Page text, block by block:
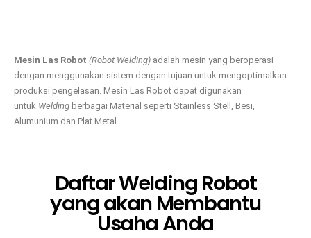
Mesin Las Robot (Robot Welding) adalah mesin yang beroperasi
dengan menggunakan sistem dengan tujuan untuk mengoptimalkan
produksi pengelasan. Mesin Las Robot dapat digunakan
untuk Welding berbagai Material seperti Stainless Stell, Besi,
Alumunium dan Plat Metal
Daftar Welding Robot
yang akan Membantu
Usaha Anda